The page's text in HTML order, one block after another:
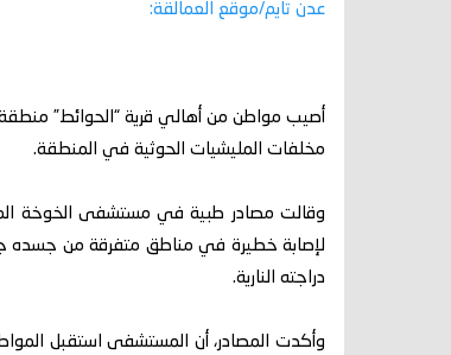
عدن تايم/موقع العمالقة:
أصيب مواطن من أهالي قرية “الحوائط” منطقة
مخلفات المليشيات الحوثية في المنطقة.
لإصابة خطيرة في مناطق متفرقة من جسده
دراجته النارية.
وأكدت المصادر، أن المستشفى استقبل